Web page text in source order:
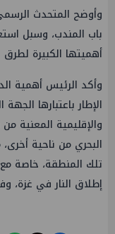
وأوضح المتحدث
باب المندب، وسبل
أهميتها الكبيرة لطرق
وأكد الرئيس أهمية
الإطار باعتبارها
والإقليمية المعنية
البحري من ناحية
تلك المنطقة، خاصة
إطلاق النار في غزة،